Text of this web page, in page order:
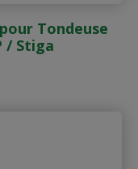
Tondeuse
/ Stiga